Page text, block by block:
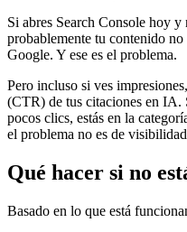
Si abres Search Console hoy y
probablemente tu contenido
Google. Y ese es el problema.
Pero incluso si ves
(CTR) de tus citaciones en IA.
pocos clics, estás en la
el problema no es de
Qué hacer si no
Basado en lo que está